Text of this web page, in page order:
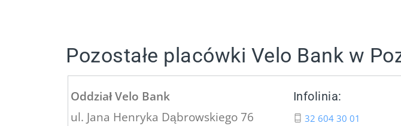
Pozostałe placówki Velo Bank w
Oddział Velo Bank
ul. Jana Henryka Dąbrowskiego 76
Infolinia:
32 604 30 01